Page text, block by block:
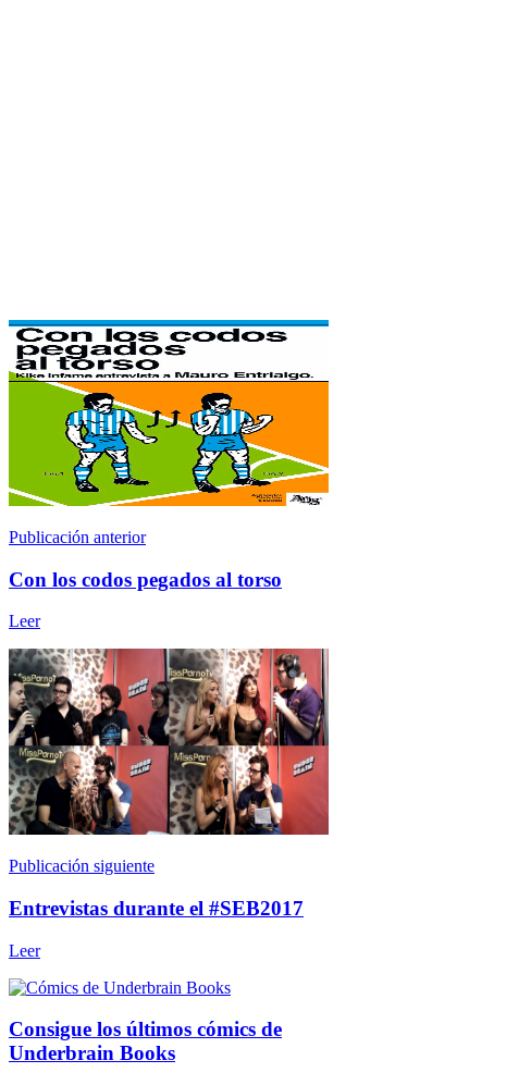
Publicación anterior
Con los codos pegados al torso
Leer
Publicación siguiente
Entrevistas durante el #SEB2017
Leer
Consigue los últimos cómics de
Underbrain Books